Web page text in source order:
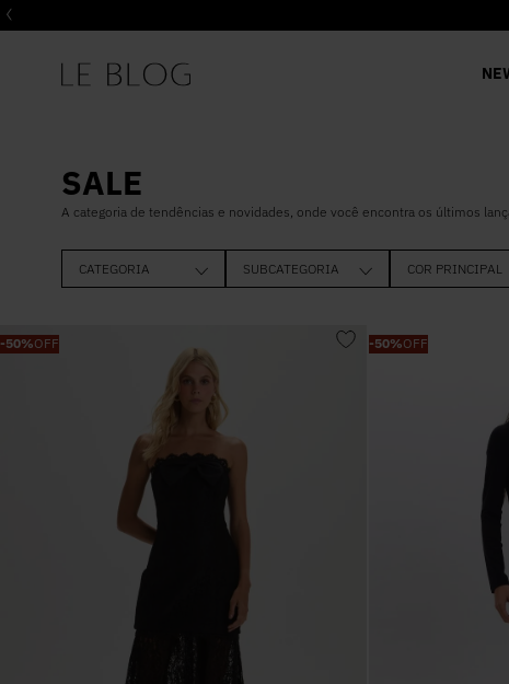
SALE
A categoria de tendências e novidades, onde você encontra os últimos
CATEGORIA
ALFAIATARIA
JAQUETAS
SUBCATEGORIA COR PRINCIPAL
PRETO
ESTAMPADO
-50%OFF -50%OFF